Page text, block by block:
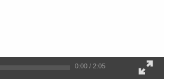
0:00 / 2:05